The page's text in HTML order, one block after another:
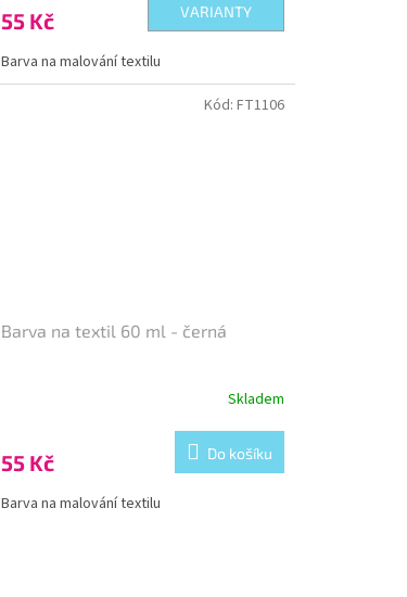
55 Kč
VARIANTY
Barva na malování textilu
Barva na textil 60 ml - černá
Skladem
55 Kč Do košíku
Barva na malování textilu
Kód: FT1106